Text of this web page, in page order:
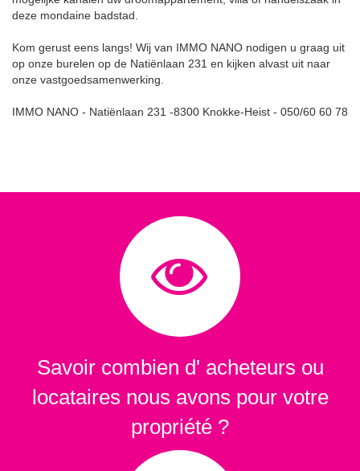
deze mondaine badstad.
Kom gerust eens langs! Wij van IMMO NANO nodigen u graag uit
op onze burelen op de Natiënlaan 231 en kijken alvast uit naar
onze vastgoedsamenwerking.
IMMO NANO - Natiënlaan 231 -8300 Knokke-Heist - 050/60 60 78
Savoir combien d' acheteurs ou
locataires nous avons pour votre
propriété ?